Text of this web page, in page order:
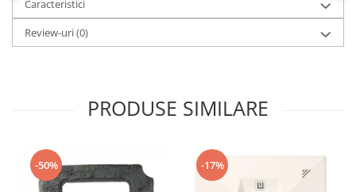
Caracteristici
Review-uri(0)
PRODUSE SIMILARE
-50% -17%